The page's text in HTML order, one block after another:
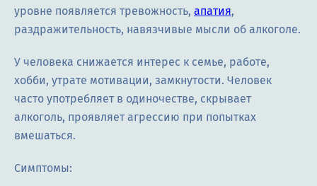
уровне появляется тревожность, апатия,
раздражительность, навязчивые мысли об алкоголе.
У человека снижается интерес к семье, работе,
хобби, утрате мотивации, замкнутости. Человек
часто употребляет в одиночестве, скрывает
алкоголь, проявляет агрессию при попытках
вмешаться.
Симптомы: